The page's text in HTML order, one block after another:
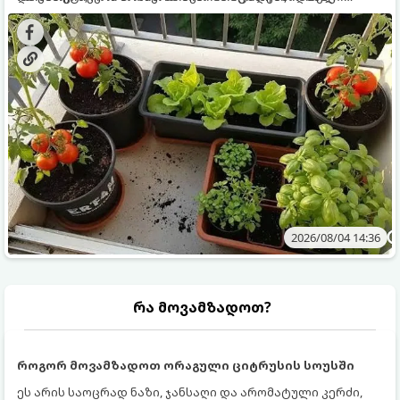
ყოველდღიურად ახალ, არომატულ მწვანილსა და
ბოსტნეულს მოკრეფთ.
კულტურები ეგუებიან ქოთნის პირობებს ყველაზე კარგად
და როგორ მოუაროთ მათ სწორად.
2026/08/04 14:36
რა მოვამზადოთ?
როგორ მოვამზადოთ ორაგული ციტრუსის სოუსში
ეს არის საოცრად ნაზი, ჯანსაღი და არომატული კერძი,